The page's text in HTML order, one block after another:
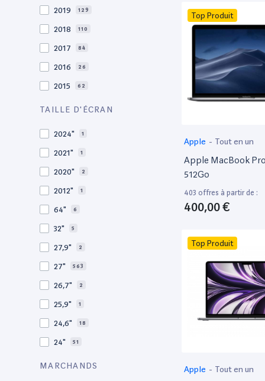
2019 129
2018 110
2017 84
2016 26
2015 62
2014 36
TAILLE D'ÉCRAN
2024" 1
2021" 1
2020" 2
2012" 1
64" 6
32" 5
27,9" 2
27" 563
26,7" 2
25,9" 1
24,6" 18
24" 51
21,5"
MARCHANDS
Top Produit
Apple - Tout en un
Apple MacBook Pro
512Go
403 offres à partir de :
400,00 €
Top Produit
Apple - Tout en un